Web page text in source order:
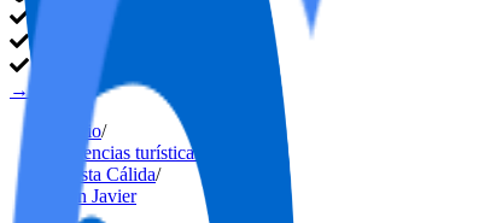
→
Inicio/
Licencias turísticas
Costa Cálida/
San Javier